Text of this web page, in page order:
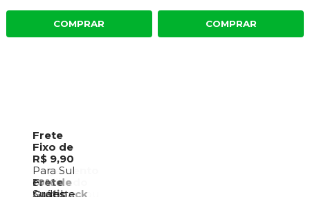
COMPRAR COMPRAR
Pagamento
Facilitado
2 Cartões ou
10% de
Cashback
Frete
Grátis
Frete
Fixo de
R$ 9,90
Para Sul
e
Sudeste